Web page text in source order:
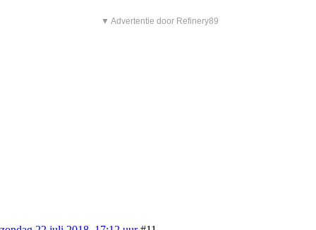
▼ Advertentie door Refinery89